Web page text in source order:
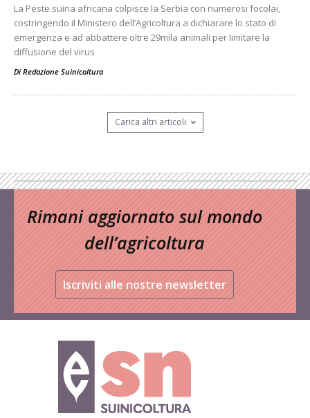
La Peste suina africana colpisce la Serbia con numerosi focolai,
costringendo il Ministero dell’Agricoltura a dichiarare lo stato di
emergenza e ad abbattere oltre 29mila animali per limitare la
diffusione del virus
Di Redazione Suinicoltura -
Carica altri articoli
Rimani aggiornato sul mondo
dell’agricoltura
Iscriviti alle nostre newsletter